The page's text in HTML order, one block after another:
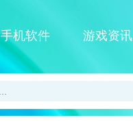
手机软件 游戏资讯